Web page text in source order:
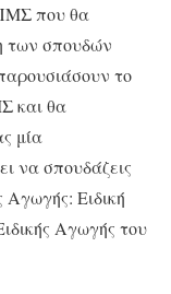
που θα
των σπουδών
το
και θα
μία
να σπουδάζεις
Ειδική
Αγωγής του